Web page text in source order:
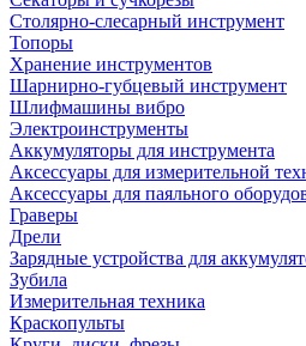
Столярно-слесарный инструмент
Топоры
Хранение инструментов
Шарнирно-губцевый инструмент
Шлифмашины вибро
Электроинструменты
Аккумуляторы для инструмента
Аксессуары для измерительной
Аксессуары для паяльного
Граверы
Дрели
Зарядные устройства для
Зубила
Измерительная техника
Краскопульты